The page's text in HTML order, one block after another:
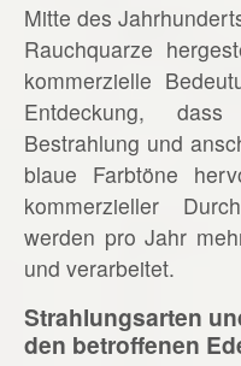
Mitte des
Rauchquarze
kommerzielle
Entdeckung,
Bestrahlung und
blaue Farbtöne
kommerzieller
werden pro Jahr
und verarbeitet.
Strahlungsarten
den betroffenen